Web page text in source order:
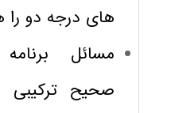
های درجه دو را
مسائل